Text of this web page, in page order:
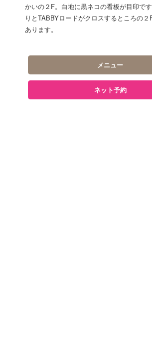
かいの２F。白地に黒ネコの看板が目印で
りとTABBYロードがクロスするところの
あります。
メニュー
ネット予約